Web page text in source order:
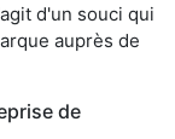
d'un souci qui
auprès de
de